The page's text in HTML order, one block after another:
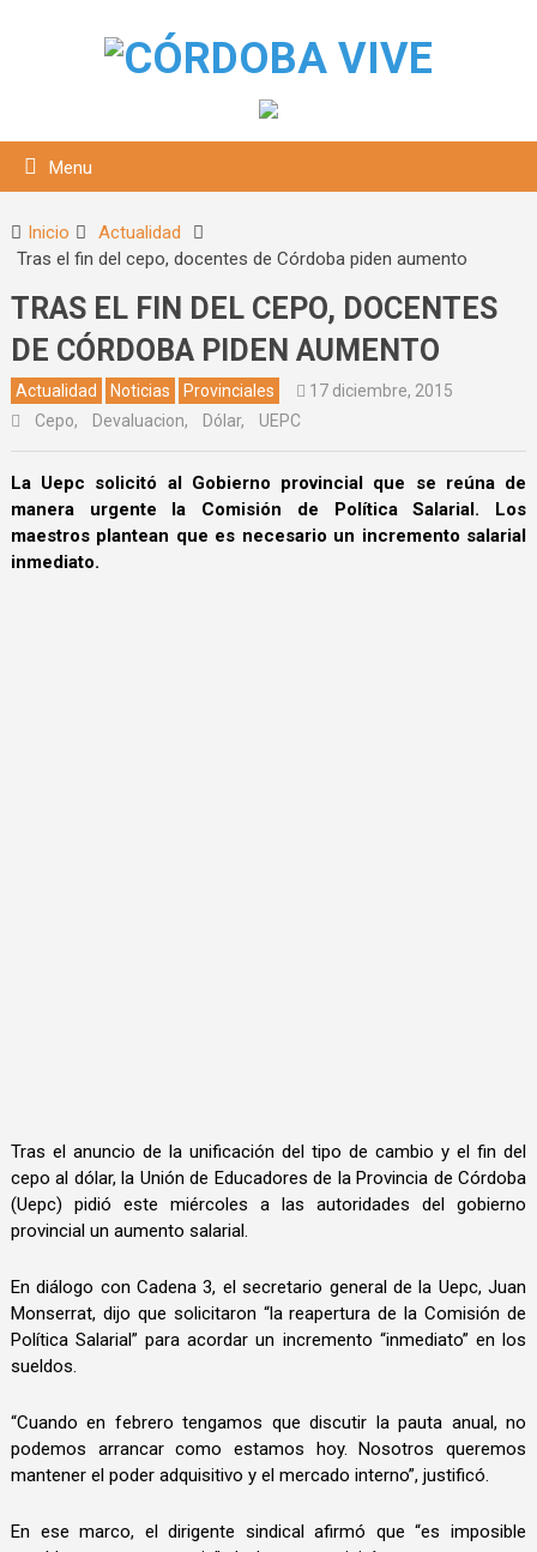
Menu
Inicio
Actualidad
Tras el fin del cepo, docentes de Córdoba piden aumento
TRAS EL FIN DEL CEPO, DOCENTES
DE CÓRDOBA PIDEN AUMENTO
Actualidad Noticias Provinciales
17 diciembre, 2015
Cepo, Devaluacion, Dólar, UEPC
La Uepc solicitó al Gobierno provincial que se reúna de
manera urgente la Comisión de Política Salarial. Los
maestros plantean que es necesario un incremento salarial
inmediato.
Tras el anuncio de la unificación del tipo de cambio y el fin del
cepo al dólar, la Unión de Educadores de la Provincia de Córdoba
(Uepc) pidió este miércoles a las autoridades del gobierno
provincial un aumento salarial.
En diálogo con Cadena 3, el secretario general de la Uepc, Juan
Monserrat, dijo que solicitaron “la reapertura de la Comisión de
Política Salarial” para acordar un incremento “inmediato” en los
sueldos.
“Cuando en febrero tengamos que discutir la pauta anual, no
podemos arrancar como estamos hoy. Nosotros queremos
mantener el poder adquisitivo y el mercado interno”, justificó.
En ese marco, el dirigente sindical afirmó que “es imposible